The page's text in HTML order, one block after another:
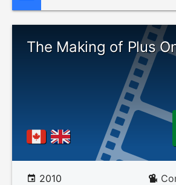
The Making of Plus
2010